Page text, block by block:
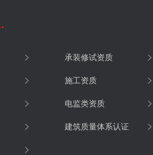
承装修试资质
施工资质
电监类资质
建筑质量体系认证